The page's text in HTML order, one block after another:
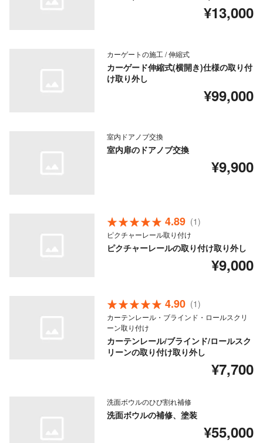
¥13,000
カーゲートの施工 / 伸縮式
カーゲード伸縮式(横開き)仕様の取り付
け取り外し
¥99,000
室内ドアノブ交換
室内扉のドアノブ交換
¥9,900
4.89 (1)
ピクチャーレール取り付け
ピクチャーレールの取り付け取り外し
¥9,000
4.90 (1)
カーテンレール・ブラインド・ロールスクリ
ーン取り付け
カーテンレール/ブラインド/ロールスク
リーンの取り付け取り外し
¥7,700
洗面ボウルのひび割れ補修
洗面ボウルの補修、塗装
¥55,000